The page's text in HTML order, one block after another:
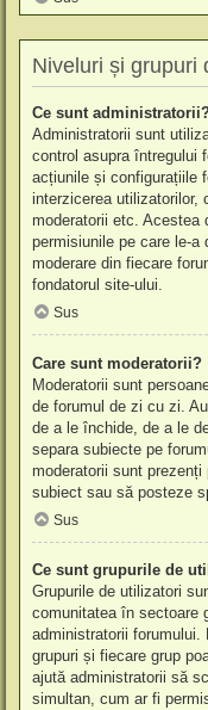
Niveluri și grupuri
Ce sunt
Administratorii sunt
control asupra întregului
acțiunile și configurațiile
interzicerea utilizatorilor,
moderatorii etc. Acestea
permisiunile pe care le-a
moderare din fiecare
fondatorul site-ului.
Sus
Care sunt moderatorii?
Moderatorii sunt
de forumul de zi cu zi.
de a le închide, de a le
separa subiecte pe
moderatorii sunt
subiect sau să posteze
Sus
Ce sunt grupurile de
Grupurile de utilizatori
comunitatea în sectoare
administratorii forumului.
grupuri și fiecare grup
ajută administratorii să
simultan, cum ar fi